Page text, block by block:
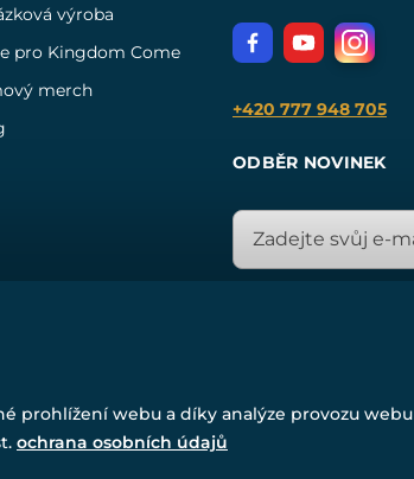
výroba
pro Kingdom Come
merch
+420 777 948 705
ODBĚR NOVINEK
, protected by reCAPTCHA.
prohlížení webu a díky analýze provozu webu
ochrana osobních údajů